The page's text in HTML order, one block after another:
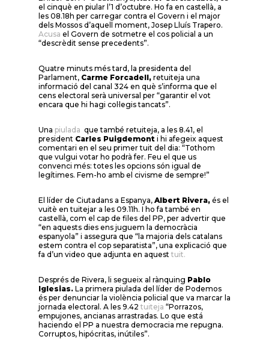
el cinquè en piular l’1 d’octubre. Ho fa en castellà, a
les 08.18h per carregar contra el Govern i el major
dels Mossos d’aquell moment, Josep Lluís Trapero.
Acusa el Govern de sotmetre el cos policial a un
“descrèdit sense precedents”.
Quatre minuts més tard, la presidenta del
Parlament, Carme Forcadell, retuiteja una
informació del canal 324 en què s’informa que el
cens electoral serà universal per “garantir el vot
encara que hi hagi col·legis tancats”.
Una piulada que també retuiteja, a les 8.41, el
president Carles Puigdemont i hi afegeix aquest
comentari en el seu primer tuit del dia: “Tothom
que vulgui votar ho podrà fer. Feu el que us
convenci més: totes les opcions són igual de
legítimes. Fem-ho amb el civisme de sempre!”
El líder de Ciutadans a Espanya, Albert Rivera, és el
vuitè en tuitejar a les 09.11h. I ho fa també en
castellà, com el cap de files del PP, per advertir que
“en aquests dies ens juguem la democràcia
espanyola” i assegura que “la majoria dels catalans
estem contra el cop separatista”, una explicació que
fa d’un video que adjunta en aquest tuit.
Després de Rivera, li segueix al rànquing Pablo
Iglesias. La primera piulada del líder de Podemos
és per denunciar la violència policial que va marcar la
jornada electoral. A les 9.42 tuiteja “Porrazos,
empujones, ancianas arrastradas. Lo que está
haciendo el PP a nuestra democracia me repugna.
Corruptos, hipócritas, inútiles”.